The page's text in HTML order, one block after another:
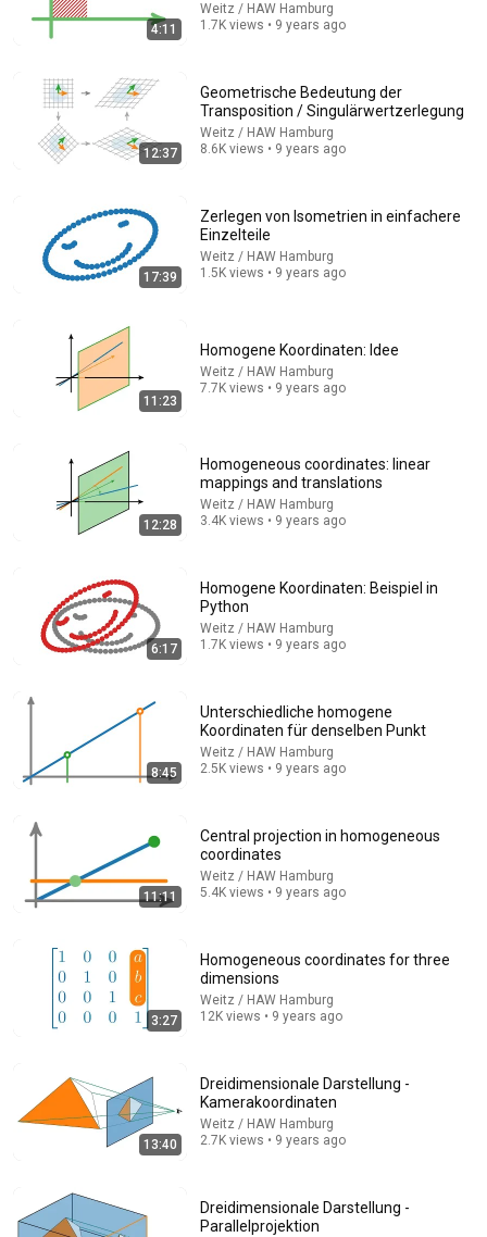
1:15:46
11. Determinants
Lisa Eckhart, ist das lustig? | Sternstunde Philosophie
| SRF Kultur
Geometrische Interpretation der Determinante
Weitz / HAW Hamburg • 10K views
Bluthochdruck SOFORT senken ohne Tabletten - 3
4:11
Weitz / HAW Hamburg
1.7K views • 9 years ago
12:37
Geometrische Bedeutung der
Transposition / Singulärwertzerlegung
Weitz / HAW Hamburg
8.6K views • 9 years ago
17:39
Zerlegen von Isometrien in einfachere
Einzelteile
Weitz / HAW Hamburg
1.5K views • 9 years ago
11:23
Homogene Koordinaten: Idee
Weitz / HAW Hamburg
7.7K views • 9 years ago
12:28
Homogeneous coordinates: linear
mappings and translations
Weitz / HAW Hamburg
3.4K views • 9 years ago
6:17
Homogene Koordinaten: Beispiel in
Python
Weitz / HAW Hamburg
1.7K views • 9 years ago
8:45
Unterschiedliche homogene
Koordinaten für denselben Punkt
Weitz / HAW Hamburg
2.5K views • 9 years ago
11:11
Central projection in homogeneous
coordinates
Weitz / HAW Hamburg
5.4K views • 9 years ago
3:27
Homogeneous coordinates for three
dimensions
Weitz / HAW Hamburg
12K views • 9 years ago
13:40
Dreidimensionale Darstellung -
Kamerakoordinaten
Weitz / HAW Hamburg
2.7K views • 9 years ago
Dreidimensionale Darstellung -
Parallelprojektion